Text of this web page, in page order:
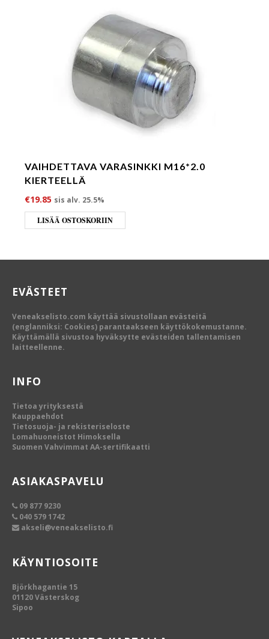
VAIHDETTAVA VARASINKKI M16*2.0
KIERTEELLÄ
€19.85 sis alv. 25.5%
LISÄÄ OSTOSKORIIN
EVÄSTEET
Veneakselisto.com käyttää sivustollaan evästeitä
(englanniksi: Cookies) parantaakseen käyttökokemustanne.
Käyttämällä sivustoa hyväksytte evästeiden tallentamisen
laitteellenne.
INFO
Tietoa yrityksestä
Kauppaehdot
Tietosuoja- ja rekisteriseloste
Lomahuoneistot Himoksella
Suomen Vahvimmat AA-sertifikaatti
ASIAKASPAVELU
09 877 9230
040 579 1742
akseli@veneakselisto.fi
KÄYNTIOSOITE
Björkhagantie 15
01120 Västerskog
Sipoo